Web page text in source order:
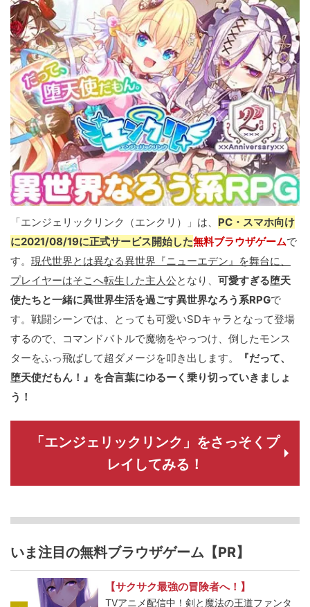
「エンジェリックリンク（エンクリ）」は、 PC・スマホ向け
に2021/08/19に正式サービス開始した無料ブラウザゲームで
す。 現代世界とは異なる異世界『ニューエデン』を舞台に、
プレイヤーはそこへ転生した主人公となり、 可愛すぎる堕天
使たちと一緒に異世界生活を過ごす異世界なろう系RPGで
す。戦闘シーンでは、とっても可愛いSDキャラとなって登場
するので、コマンドバトルで魔物をやっつけ、倒したモンス
ターをふっ飛ばして超ダメージを叩き出します。
『だって、
堕天使だもん！』を合言葉にゆるーく乗り切っていきましょ
う！
「エンジェリックリンク」をさっそくプ
レイしてみる！
いま注目の無料ブラウザゲーム【PR】
【サクサク最強の冒険者へ！】
TVアニメ配信中！剣と魔法の王道ファンタ